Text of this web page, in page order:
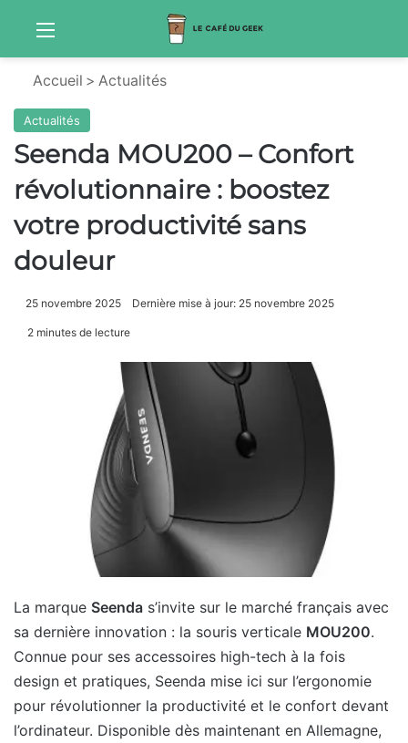
Menu
Accueil > Actualités
Actualités
Seenda MOU200 – Confort
révolutionnaire : boostez
votre productivité sans
douleur
25 novembre 2025 Dernière mise à jour: 25 novembre 2025
2 minutes de lecture
La marque Seenda s’invite sur le marché français avec
sa dernière innovation : la souris verticale MOU200.
Connue pour ses accessoires high-tech à la fois
design et pratiques, Seenda mise ici sur l’ergonomie
pour révolutionner la productivité et le confort devant
l’ordinateur. Disponible dès maintenant en Allemagne,